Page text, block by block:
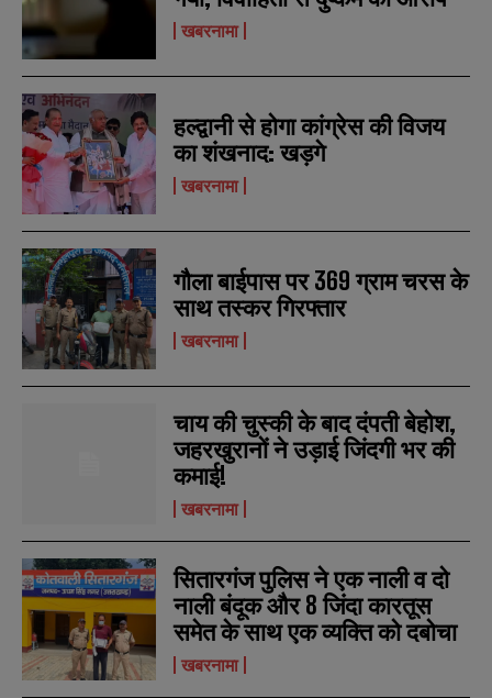
N
a
e
*
E
m
a
iN
SUBMIT
N
a
e
*
E
m
a
iN
SUBMIT
खबरनामा
हल्द्वानी से होगा कांग्रेस की विजय
का शंखनाद: खड़गे
खबरनामा
गौला बाईपास पर 369 ग्राम चरस के
साथ तस्कर गिरफ्तार
खबरनामा
चाय की चुस्की के बाद दंपती बेहोश,
जहरखुरानों ने उड़ाई जिंदगी भर की
कमाई!
खबरनामा
सितारगंज पुलिस ने एक नाली व दो
नाली बंदूक और 8 जिंदा कारतूस
समेत के साथ एक व्यक्ति को दबोचा
खबरनामा